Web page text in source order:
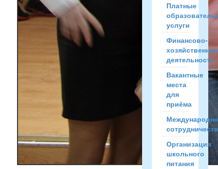
Платные
услуги
Финансово-
хозяйственная
деятельность
Вакантные
места
для
приёма
Организация
школьного
питания